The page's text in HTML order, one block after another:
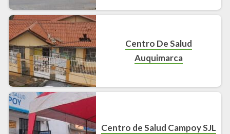
Centro De Salud
Auquimarca
Centro de Salud Campoy SJL